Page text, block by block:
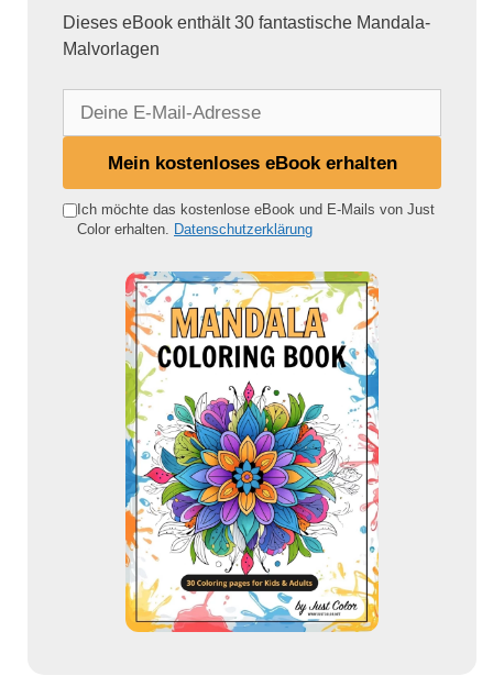
Dieses eBook enthält 30 fantastische Mandala-
Malvorlagen
e
Mein kostenloses eBook erhalten
Ich möchte das kostenlose eBook und E-Mails von Just
Color erhalten. Datenschutzerklärung